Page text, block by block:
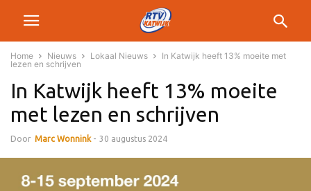
Home Nieuws Lokaal Nieuws
In Katwijk heeft 13% moeite met
lezen en schrijven
In Katwijk heeft 13% moeite
met lezen en schrijven
Door Marc Wonnink - 30 augustus 2024